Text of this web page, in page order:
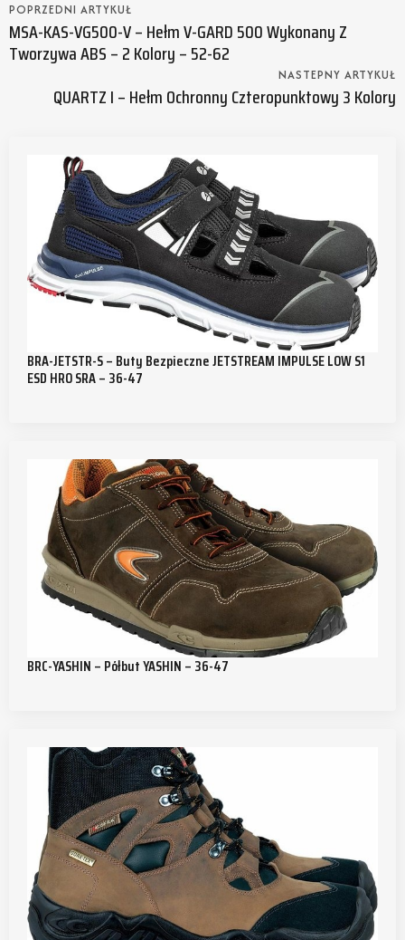
POPRZEDNI ARTYKUŁ
MSA-KAS-VG500-V – Hełm V-GARD 500 Wykonany Z
Tworzywa ABS – 2 Kolory – 52-62
NASTEPNY ARTYKUŁ
QUARTZ I – Hełm Ochronny Czteropunktowy 3 Kolory
BRA-JETSTR-S – Buty Bezpieczne JETSTREAM IMPULSE LOW S1
ESD HRO SRA – 36-47
BRC-YASHIN – Półbut YASHIN – 36-47